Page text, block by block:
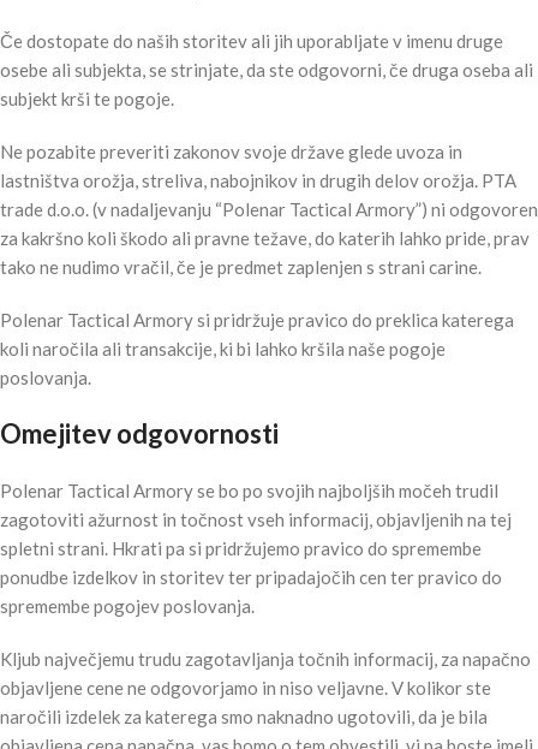
Če dostopate do naših storitev ali jih uporabljate v imenu druge
osebe ali subjekta, se strinjate, da ste odgovorni, če druga oseba ali
subjekt krši te pogoje.
Ne pozabite preveriti zakonov svoje države glede uvoza in
lastništva orožja, streliva, nabojnikov in drugih delov orožja. PTA
trade d.o.o. (v nadaljevanju “Polenar Tactical Armory”) ni odgovoren
za kakršno koli škodo ali pravne težave, do katerih lahko pride, prav
tako ne nudimo vračil, če je predmet zaplenjen s strani carine.
Polenar Tactical Armory si pridržuje pravico do preklica katerega
koli naročila ali transakcije, ki bi lahko kršila naše pogoje
poslovanja.
Omejitev odgovornosti
Polenar Tactical Armory se bo po svojih najboljših močeh trudil
zagotoviti ažurnost in točnost vseh informacij, objavljenih na tej
spletni strani. Hkrati pa si pridržujemo pravico do spremembe
ponudbe izdelkov in storitev ter pripadajočih cen ter pravico do
spremembe pogojev poslovanja.
Kljub največjemu trudu zagotavljanja točnih informacij, za napačno
objavljene cene ne odgovorjamo in niso veljavne. V kolikor ste
naročili izdelek za katerega smo naknadno ugotovili, da je bila